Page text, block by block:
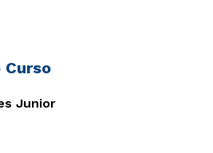
Curso
Junior